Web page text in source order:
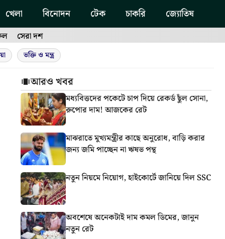
খেলা বিনোদন টেক চাকরি জ্যোতিষ
সেরা দশ
ভক্তি ও মন্ত্র
আরও খবর
মধ্যবিত্তদের পকেটে চাপ দিয়ে রেকর্ড ছুঁল সোনা,
রুপোর দাম! আজকের রেট
মাঝরাতে মুখ্যমন্ত্রীর কাছে অনুরোধ, বাড়ি করার
জন্য জমি পাচ্ছেন না ঋষভ পন্থ
নতুন নিয়মে নিয়োগ, হাইকোর্টে জানিয়ে দিল SSC
অবশেষে অনেকটাই দাম কমল ডিমের, জানুন
নতুন রেট